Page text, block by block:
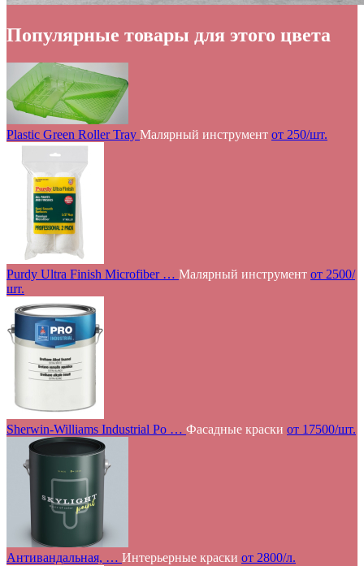
Популярные товары для этого цвета
Plastic Green Roller Tray Малярный инструмент от 250/шт.
Purdy Ultra Finish Microfiber … Малярный инструмент от 2500/
шт.
Sherwin-Williams Industrial Po … Фасадные краски от 17500/шт.
Антивандальная, … Интерьерные краски от 2800/л.